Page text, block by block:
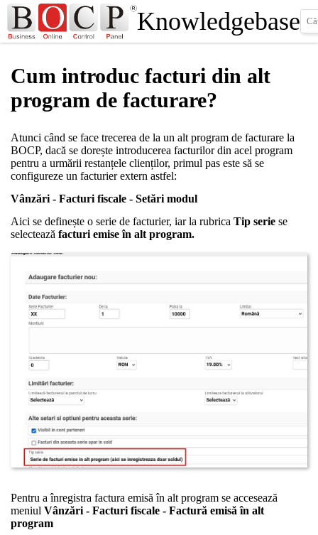
Knowledgebase
Cum introduc facturi din alt
program de facturare?
Atunci când se face trecerea de la un alt program de facturare la
BOCP, dacă se dorește introducerea facturilor din acel program
pentru a urmării restanțele clienților, primul pas este să se
configureze un facturier extern astfel:
Vânzări - Facturi fiscale - Setări modul
Aici se definește o serie de facturier, iar la rubrica Tip serie se
selectează facturi emise în alt program.
Pentru a înregistra factura emisă în alt program se accesează
meniul Vânzări - Facturi fiscale - Factură emisă în alt
program